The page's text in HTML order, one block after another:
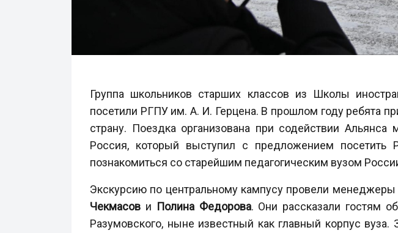
Группа школьников старших классов из Школы
посетили РГПУ им. А. И. Герцена. В прошлом году ребята
страну. Поездка организована при содействии Альянса
Россия, который выступил с предложением
познакомиться со старейшим педагогическим вузом
Экскурсию по центральному кампусу провели менеджеры
Чекмасов и Полина Федорова. Они рассказали гостям
Разумовского, ныне известный как главный корпус